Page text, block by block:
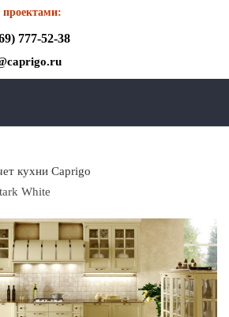
проектами:
777-52-38
CAPRIGO
+
КОМНАТЫ
+
кухни Caprigo
White